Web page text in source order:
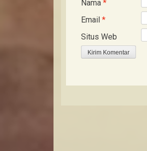
Nama *
Email *
Situs Web